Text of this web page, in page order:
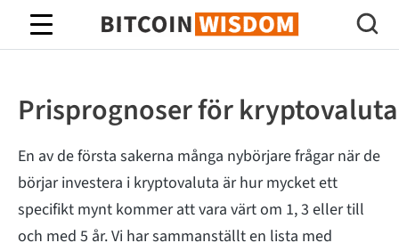
Bitcoin Wisdom
Prisprognoser för kryptovaluta
En av de första sakerna många nybörjare frågar när de
börjar investera i kryptovaluta är hur mycket ett
specifikt mynt kommer att vara värt om 1, 3 eller till
och med 5 år. Vi har sammanställt en lista med